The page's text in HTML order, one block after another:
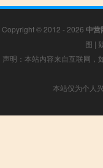
Copyright © 2012 - 2026 中营
图 |
声明：本站内容来自互联网，
本站仅为个人